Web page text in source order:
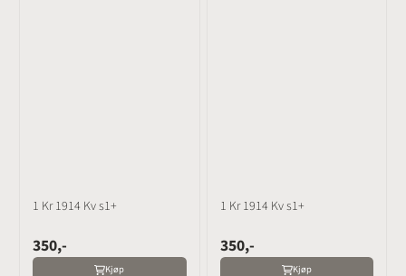
1 Kr 1914 Kv s1+
350,-
Kjøp
1 Kr 1914 Kv s1+
350,-
Kjøp